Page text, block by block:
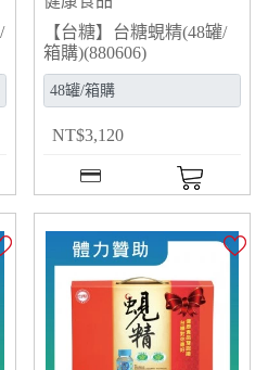
【台糖】台糖蜆精(48罐/
箱購)(880606)
NT$3,120